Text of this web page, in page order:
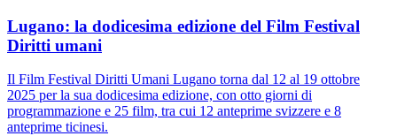
Lugano: la dodicesima edizione del Film Festival
Diritti umani
Il Film Festival Diritti Umani Lugano torna dal 12 al 19 ottobre
2025 per la sua dodicesima edizione, con otto giorni di
programmazione e 25 film, tra cui 12 anteprime svizzere e 8
anteprime ticinesi.